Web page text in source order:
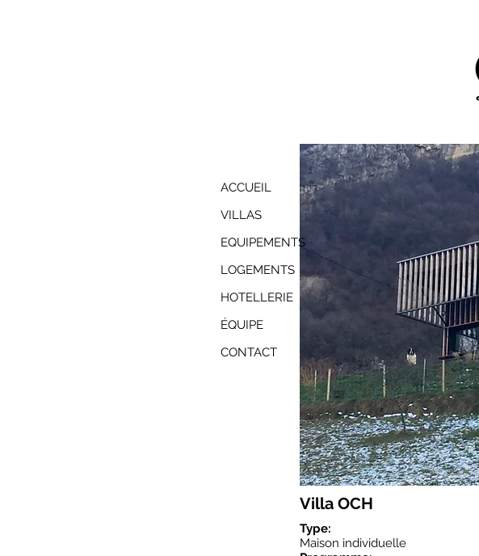
Villa OCH
Type:
Maison individuelle
ACCUEIL
VILLAS
EQUIPEMENTS
LOGEMENTS
HOTELLERIE
ÉQUIPE
CONTACT